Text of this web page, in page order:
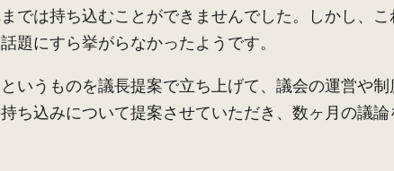
では持ち込むことができませんでした。しかし、
題にすら挙がらなかったようです。
うものを議長提案で立ち上げて、議会の運営や
ち込みについて提案させていただき、数ヶ月の議